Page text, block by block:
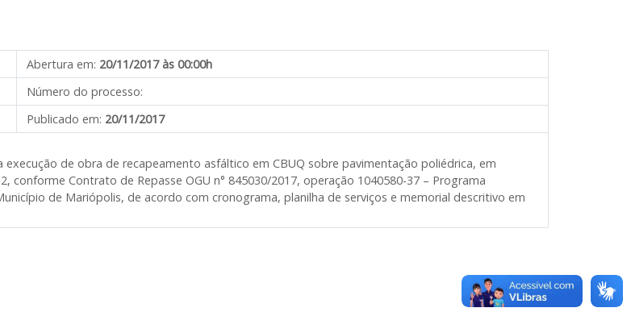
Abertura em: 20/11/2017 às 00:00h
Número do processo:
Publicado em: 20/11/2017
de obra de recapeamento asfáltico em CBUQ sobre pavimentação poliédrica, em
Contrato de Repasse OGU n° 845030/2017, operação 1040580-37 – Programa
de Mariópolis, de acordo com cronograma, planilha de serviços e memorial descritivo em